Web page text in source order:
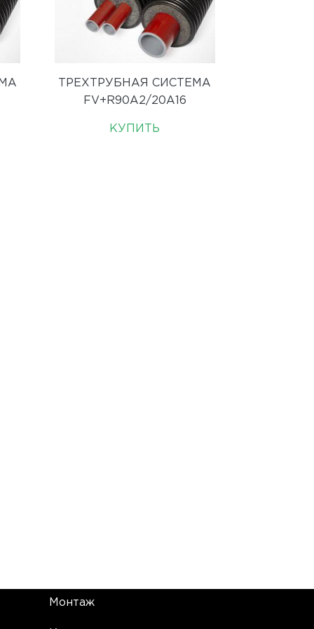
ТРЕХТРУБНАЯ СИСТЕМА
FV+R90A2/20A16
КУПИТЬ
Монтаж